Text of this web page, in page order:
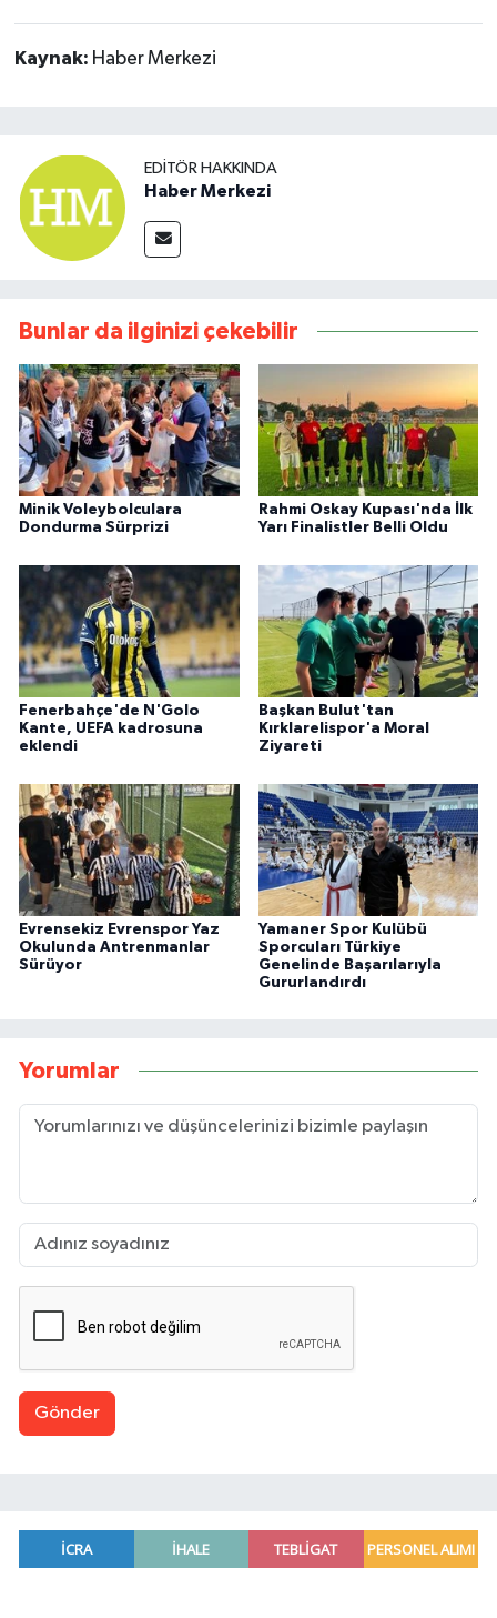
Kaynak: Haber Merkezi
EDITÖR HAKKINDA
Haber Merkezi
Bunlar da ilginizi çekebilir
Minik Voleybolculara
Dondurma Sürprizi
Rahmi Oskay Kupası'nda İlk
Yarı Finalistler Belli Oldu
Fenerbahçe'de N'Golo
Kante, UEFA kadrosuna
eklendi
Başkan Bulut'tan
Kırklarelispor'a Moral
Ziyareti
Evrensekiz Evrenspor Yaz
Okulunda Antrenmanlar
Sürüyor
Yamaner Spor Kulübü
Sporcuları Türkiye
Genelinde Başarılarıyla
Gururlandırdı
Yorumlar
Gönder